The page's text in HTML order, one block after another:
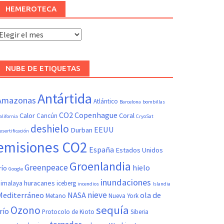
HEMEROTECA
Hemeroteca
NUBE DE ETIQUETAS
Antártida Atlántico Barcelona bombillas
Calor Cancún CO2Copenhague Coral CryoSat
deshielo Durban EEUU
CO2 España Estados Unidos
Google GreenpeaceGroenlandia hielo
huracanes iceberg incendios inundaciones Islandia
Metano NASA nieveNueva Yorkola de
Ozono Protocolo de Kioto sequía Siberia